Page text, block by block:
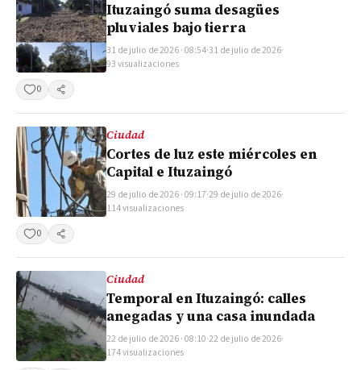
Ituzaingó suma desagües
pluviales bajo tierra
31 de julio de 2026 · 08:54·31 de julio de 2026·
93 visualizaciones
0
Compartir
Ciudad
Cortes de luz este miércoles en
Capital e Ituzaingó
29 de julio de 2026 · 09:17·29 de julio de 2026·
114 visualizaciones
0
Compartir
Ciudad
Temporal en Ituzaingó: calles
anegadas y una casa inundada
22 de julio de 2026 · 08:10·22 de julio de 2026·
174 visualizaciones